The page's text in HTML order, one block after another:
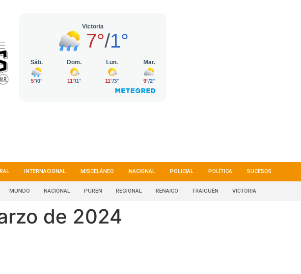
INTERNACIONAL MISCELÁNEO NACIONAL POLICIAL POLÍTICA SUCESOS
MUNDO NACIONAL PURÉN REGIONAL RENAICO TRAIGUÉN VICTORIA
de 2024